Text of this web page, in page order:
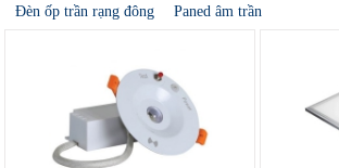
Đèn ốp trần rạng đông Paned âm trần